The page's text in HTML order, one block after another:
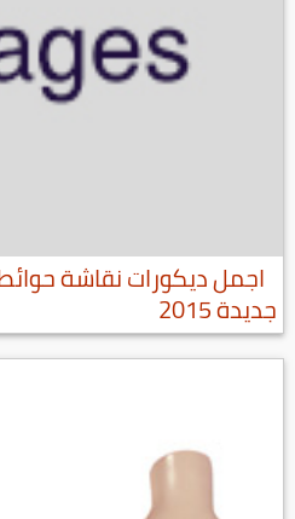
اجمل ديكورات نقاشة
جديدة 2015